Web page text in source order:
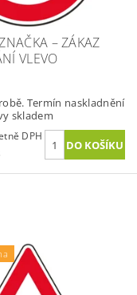
– ZÁKAZ
VLEVO
Termín naskladnění
skladem
Kč včetně DPH